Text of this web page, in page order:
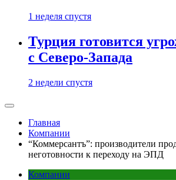
1 неделя спустя
Турция готовится
с Северо-Запада
2 недели спустя
Главная
Компании
“Коммерсантъ”: производители
неготовности к переходу на ЭПД
Компании